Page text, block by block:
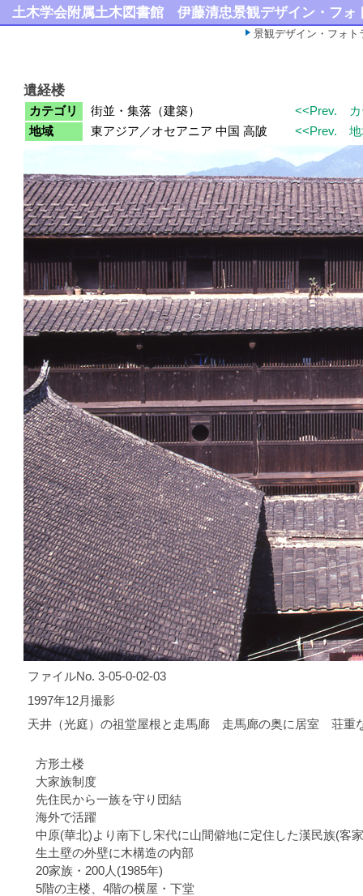
土木学会附属土木図書館 伊藤清忠景観デザイン・フォ
景観デザイン・フォ
遺経楼
カテゴリ 街並・集落（建築） <<Prev.
地域
東アジア／オセアニア 中国 高陂 <<Prev.
ファイルNo. 3-05-0-02-03
1997年12月撮影
天井（光庭）の祖堂屋根と走馬廊 走馬廊の奥に居室 荘重
方形土楼
大家族制度
先住民から一族を守り団結
海外で活躍
中原(華北)より南下し宋代に山間僻地に定住した漢民族(客
生土壁の外壁に木構造の内部
20家族・200人(1985年)
5階の主楼、4階の横屋・下堂